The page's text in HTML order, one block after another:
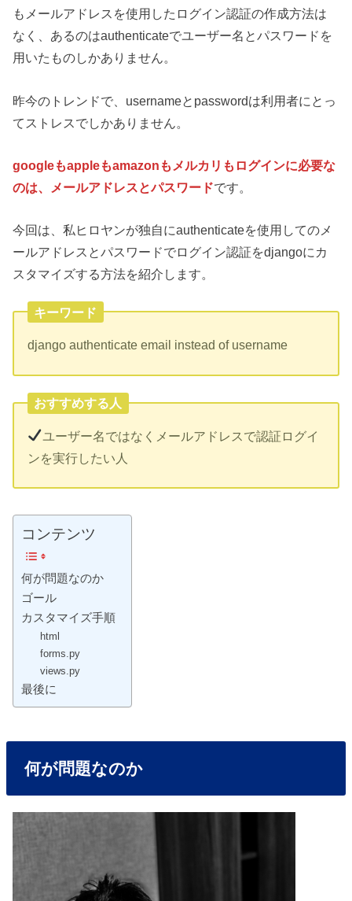
もメールアドレスを使用したログイン認証の作成方法は
なく、あるのはauthenticateでユーザー名とパスワードを
用いたものしかありません。
昨今のトレンドで、usernameとpasswordは利用者にとっ
てストレスでしかありません。
googleもappleもamazonもメルカリもログインに必要な
のは、メールアドレスとパスワードです。
今回は、私ヒロヤンが独自にauthenticateを使用してのメ
ールアドレスとパスワードでログイン認証をdjangoにカ
スタマイズする方法を紹介します。
キーワード
django authenticate email instead of username
おすすめする人
ユーザー名ではなくメールアドレスで認証ログイ
ンを実行したい人
コンテンツ
何が問題なのか
ゴール
カスタマイズ手順
html
forms.py
views.py
最後に
何が問題なのか